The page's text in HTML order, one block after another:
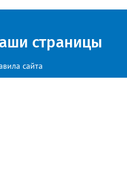
страницы
сайта